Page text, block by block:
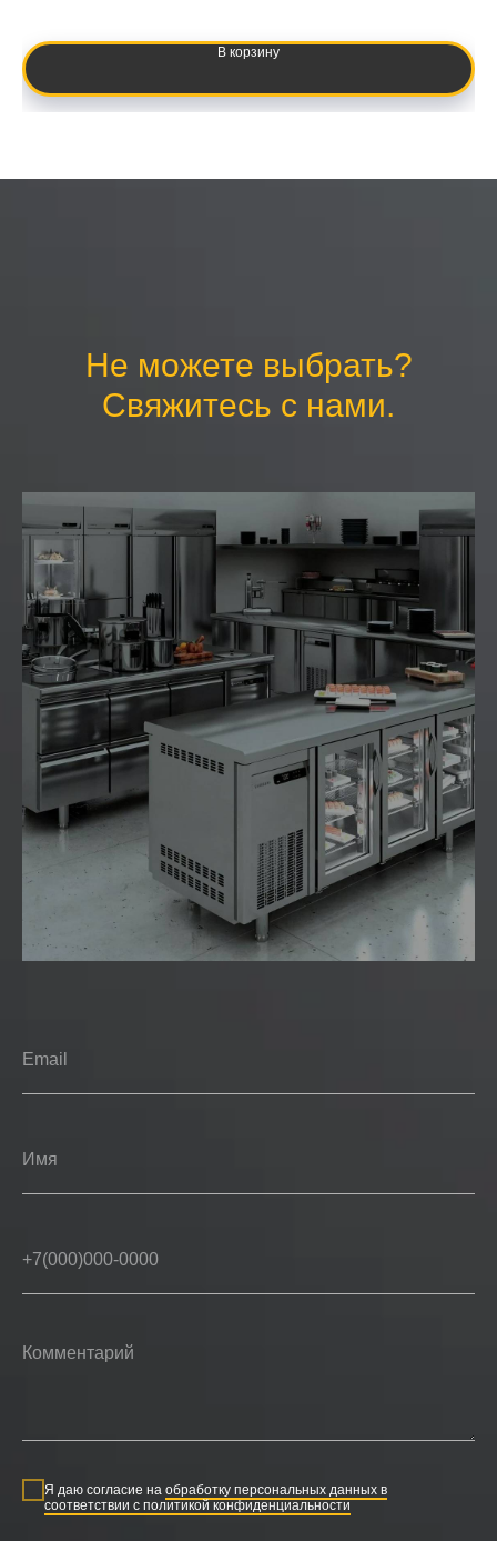
В корзину
Не можете выбрать?
Свяжитесь с нами.
Я даю согласие на обработку персональных данных в
соответствии с политикой конфиденциальности